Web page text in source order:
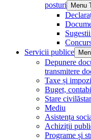
posturi
Menu
Servicii publice
Depunere
transmitere
Taxe și
Buget,
Stare civilă
Mediu
Asistența
Achiziții
Programe și